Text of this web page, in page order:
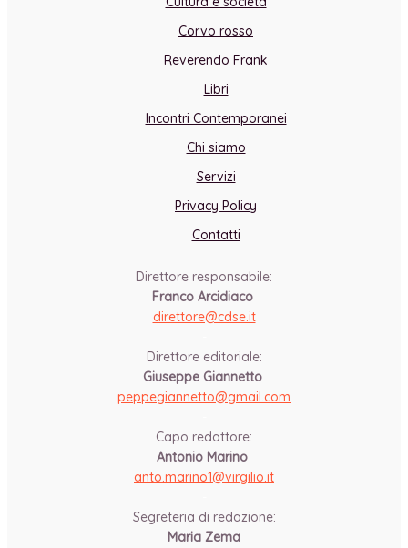
Corvo rosso
Reverendo Frank
Libri
Incontri Contemporanei
Chi siamo
Servizi
Privacy Policy
Contatti
Direttore responsabile:
Franco Arcidiaco
direttore@cdse.it
Direttore editoriale:
Giuseppe Giannetto
peppegiannetto@gmail.com
Capo redattore:
Antonio Marino
anto.marino1@virgilio.it
Segreteria di redazione:
Maria Zema